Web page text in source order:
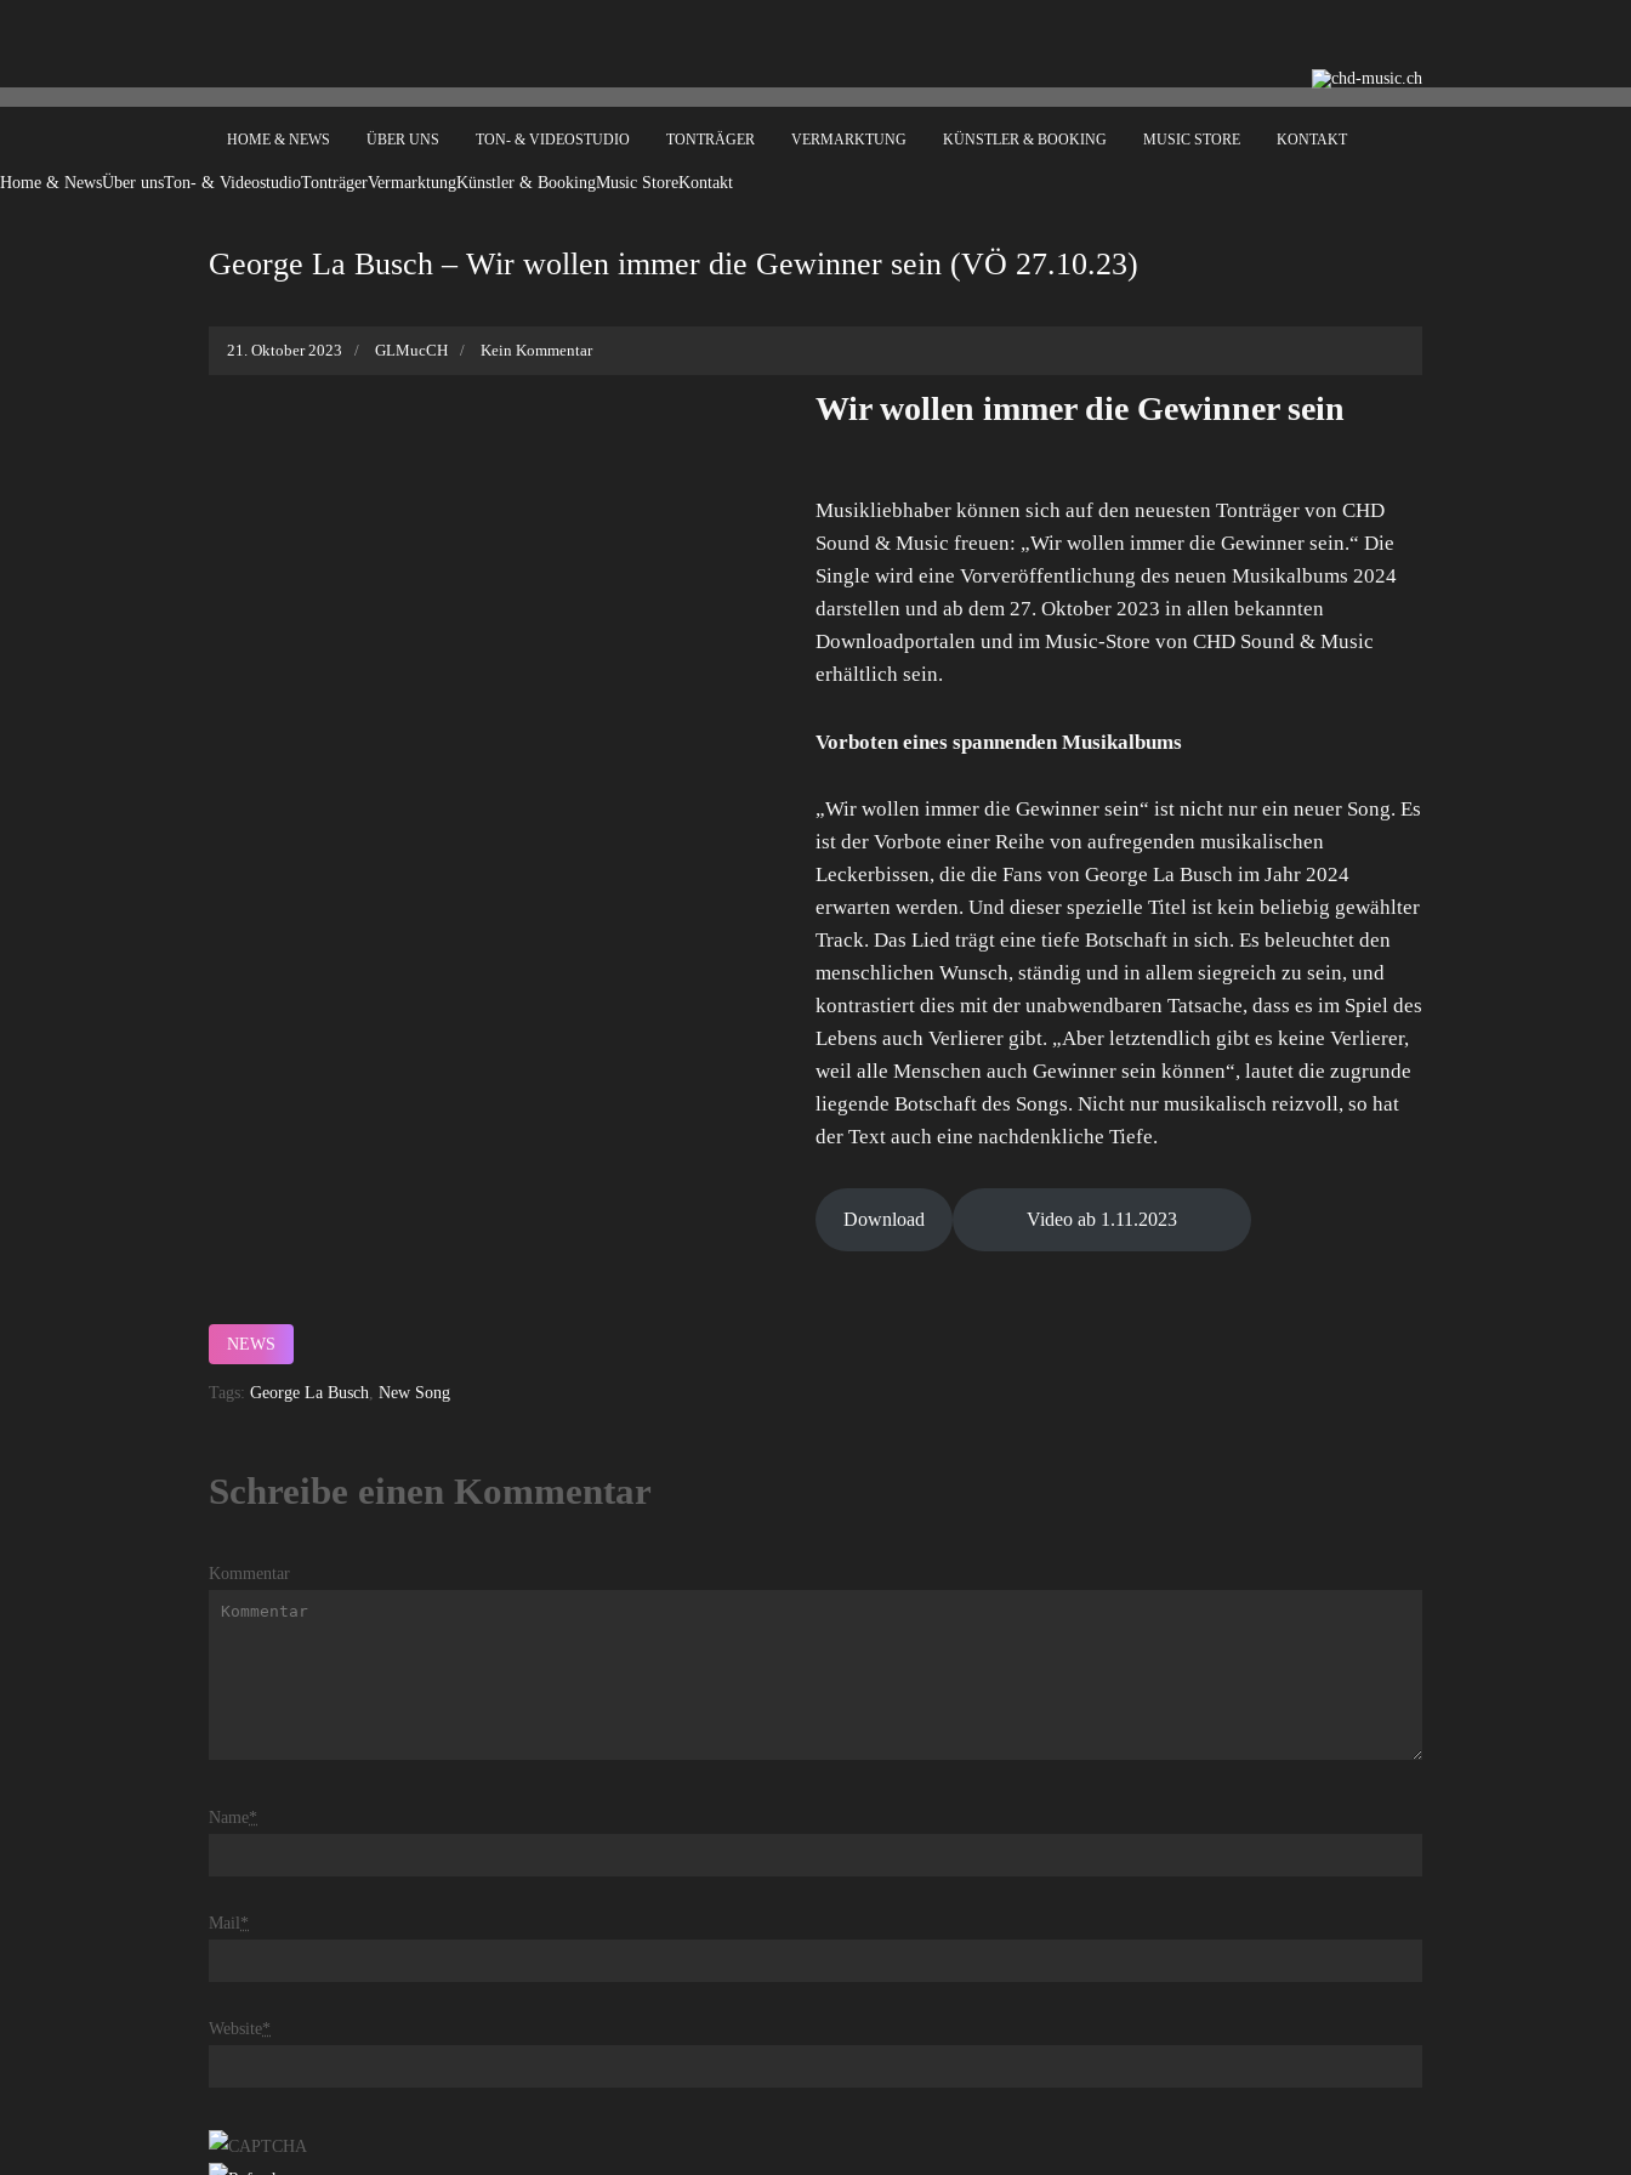
HOME & NEWS ÜBER UNS TON- & VIDEOSTUDIO TONTRÄGER VERMARKTUNG KÜNSTLER & BOOKING MUSIC STORE KONTAKT
Home & NewsÜber unsTon- & VideostudioTonträgerVermarktungKünstler & BookingMusic StoreKontakt
George La Busch – Wir wollen immer die Gewinner sein (VÖ 27.10.23)
21. Oktober 2023 GLMucCH Kein Kommentar
Wir wollen immer die Gewinner sein
Musikliebhaber können sich auf den neuesten Tonträger von CHD
Sound & Music freuen: „Wir wollen immer die Gewinner sein.“ Die
Single wird eine Vorveröffentlichung des neuen Musikalbums 2024
darstellen und ab dem 27. Oktober 2023 in allen bekannten
Downloadportalen und im Music-Store von CHD Sound & Music
erhältlich sein.
Vorboten eines spannenden Musikalbums
„Wir wollen immer die Gewinner sein“ ist nicht nur ein neuer Song. Es
ist der Vorbote einer Reihe von aufregenden musikalischen
Leckerbissen, die die Fans von George La Busch im Jahr 2024
erwarten werden. Und dieser spezielle Titel ist kein beliebig gewählter
Track. Das Lied trägt eine tiefe Botschaft in sich. Es beleuchtet den
menschlichen Wunsch, ständig und in allem siegreich zu sein, und
kontrastiert dies mit der unabwendbaren Tatsache, dass es im Spiel des
Lebens auch Verlierer gibt. „Aber letztendlich gibt es keine Verlierer,
weil alle Menschen auch Gewinner sein können“, lautet die zugrunde
liegende Botschaft des Songs. Nicht nur musikalisch reizvoll, so hat
der Text auch eine nachdenkliche Tiefe.
Download Video ab 1.11.2023
NEWS
Tags: George La Busch New Song
Schreibe einen Kommentar
Kommentar
Name*
Mail *
Website*